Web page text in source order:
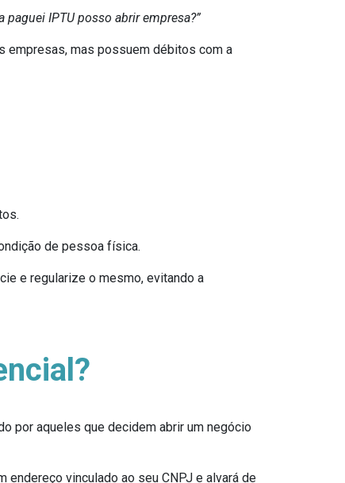
paguei IPTU posso abrir empresa?”
empresas, mas possuem débitos com a
de pessoa física.
e regularize o mesmo, evitando a
por aqueles que decidem abrir um negócio
endereço vinculado ao seu CNPJ e alvará de